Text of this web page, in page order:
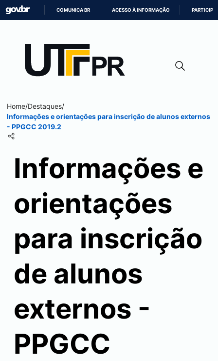
CONTEÚDO
COMUNICA BR ACESSO À INFORMAÇÃO PARTICIPE
Home/Destaques/
Informações e orientações para inscrição de alunos externos
- PPGCC 2019.2
Informações e
orientações
para inscrição
de alunos
externos -
PPGCC